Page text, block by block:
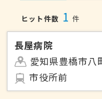
ヒット件数 1 件
長屋病院
愛知県豊橋市八
市役所前